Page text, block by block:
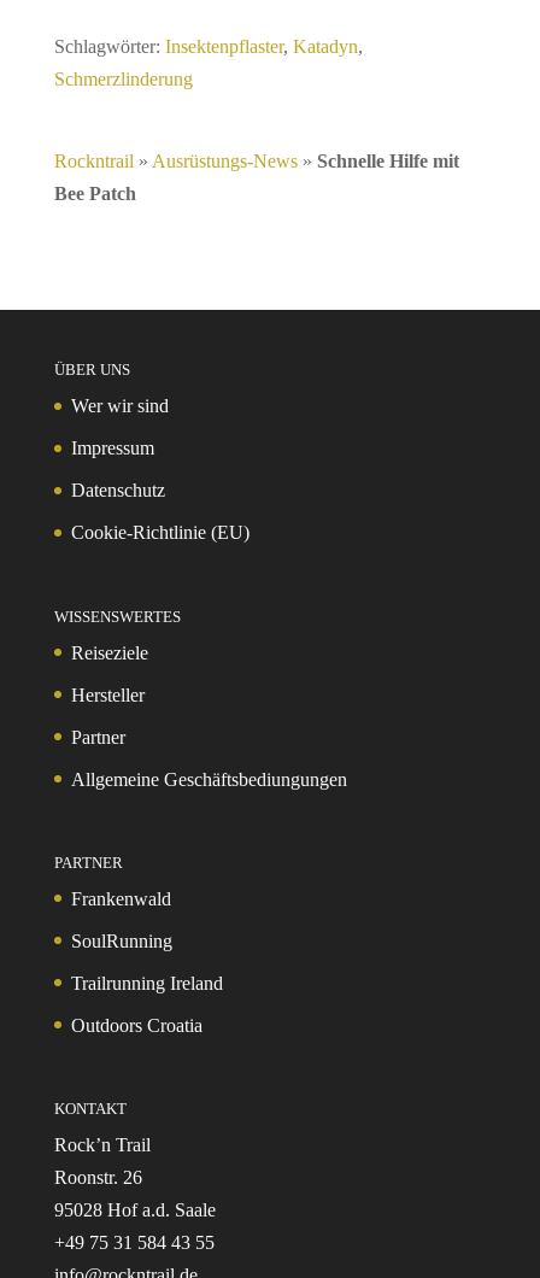
Schlagwörter: Insektenpflaster, Katadyn,
Schmerzlinderung
Rockntrail» Ausrüstungs-News» Schnelle Hilfe mit
Bee Patch
ÜBER UNS
Wer wir sind
Impressum
Datenschutz
Cookie-Richtlinie (EU)
WISSENSWERTES
Reiseziele
Hersteller
Partner
Allgemeine Geschäftsbediungungen
PARTNER
Frankenwald
SoulRunning
Trailrunning Ireland
Outdoors Croatia
KONTAKT
Rock’n Trail
Roonstr. 26
95028 Hof a.d. Saale
+49 75 31 584 43 55